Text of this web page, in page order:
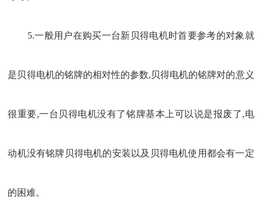
5.一般用户在购买一台新贝得电机时首要参考的对象就
是贝得电机的铭牌的相对性的参数,贝得电机的铭牌对的意义
很重要,一台贝得电机没有了铭牌基本上可以说是报废了,电
动机没有铭牌贝得电机的安装以及贝得电机使用都会有一定
的困难。